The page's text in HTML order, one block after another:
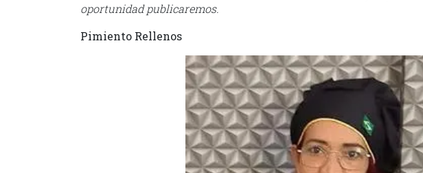
oportunidad publicaremos.
Pimiento Rellenos